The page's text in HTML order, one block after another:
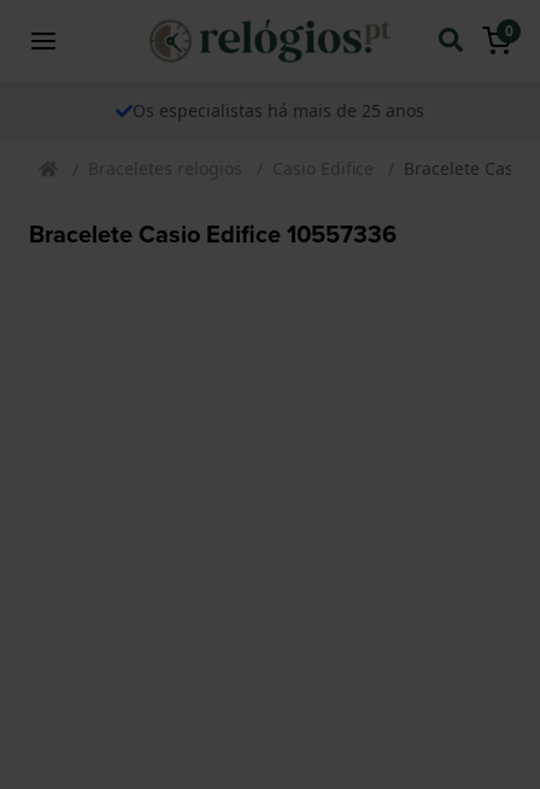
0
Os especialistas há mais de 25 anos
Braceletes relogios Casio Edifice Bracelete Casio
Bracelete Casio Edifice 10557336